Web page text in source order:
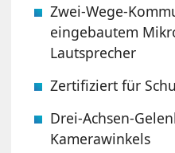
Zwei-Wege-
eingebautem
Lautsprecher
Zertifiziert für
Drei-Achsen-
Kamerawinkels